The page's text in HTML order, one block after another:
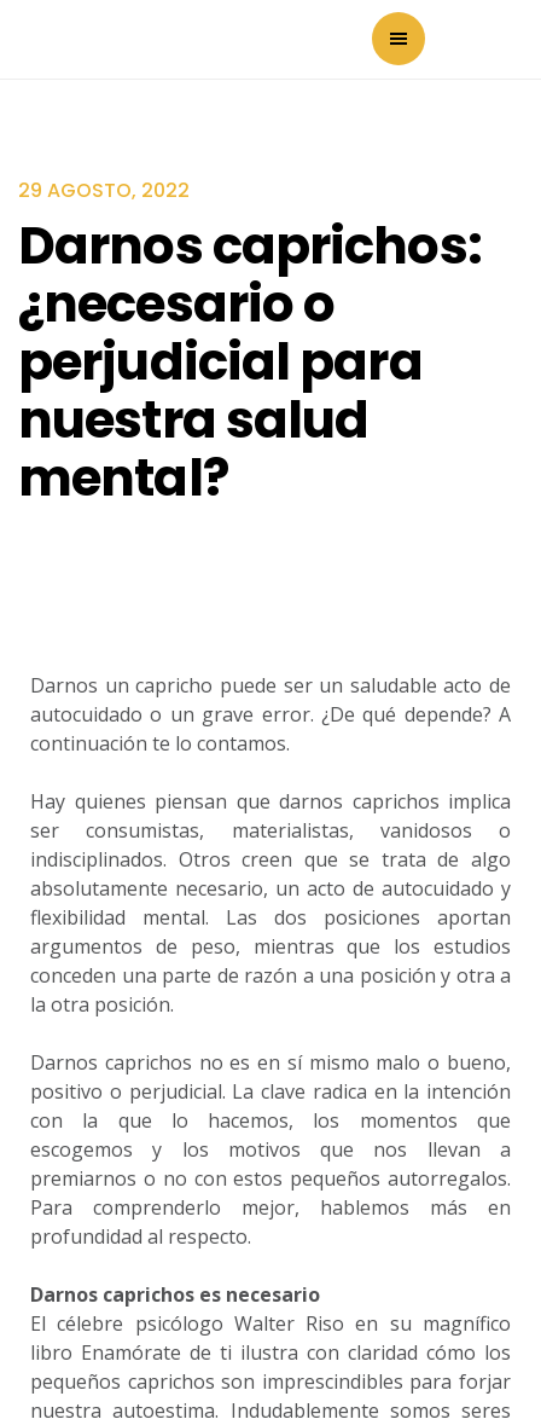
29 AGOSTO, 2022
Darnos caprichos:
¿necesario o
perjudicial para
nuestra salud
mental?
Darnos un capricho puede ser un saludable acto de
autocuidado o un grave error. ¿De qué depende? A
continuación te lo contamos.
Hay quienes piensan que darnos caprichos implica
ser consumistas, materialistas, vanidosos o
indisciplinados. Otros creen que se trata de algo
absolutamente necesario, un acto de autocuidado y
flexibilidad mental. Las dos posiciones aportan
argumentos de peso, mientras que los estudios
conceden una parte de razón a una posición y otra a
la otra posición.
Darnos caprichos no es en sí mismo malo o bueno,
positivo o perjudicial. La clave radica en la intención
con la que lo hacemos, los momentos que
escogemos y los motivos que nos llevan a
premiarnos o no con estos pequeños autorregalos.
Para comprenderlo mejor, hablemos más en
profundidad al respecto.
Darnos caprichos es necesario
El célebre psicólogo Walter Riso en su magnífico
libro Enamórate de ti ilustra con claridad cómo los
pequeños caprichos son imprescindibles para forjar
nuestra autoestima. Indudablemente somos seres